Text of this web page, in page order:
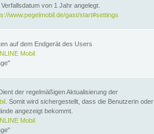
von 1 Jahr angelegt.
www.pegelmobil.de/gast/start#settings
auf dem Endgerät des Users
Mobil
der regelmäßigen Aktualisierung der
. Somit wird sichergestellt, dass die Benutzerin oder
angezeigt bekommt.
Mobil